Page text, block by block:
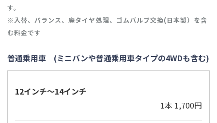
す。
※入替、バランス、廃タイヤ処理、ゴムバルブ交換(日本製）を含
む料金です
普通乗用車 (ミニバンや普通乗用車タイプの4WDも含む)
12インチ～14インチ
1本 1,700円